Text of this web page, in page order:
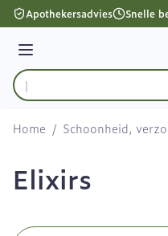
Ga naar de inhoud
Apothekersadvies Snelle
Menu
Product, merk,
Home / Schoonheid,
Elixirs